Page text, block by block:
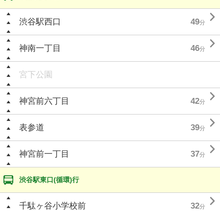
渋谷駅西口 49分 
神南一丁目 46分 
宮下公園
神宮前六丁目 42分 
表参道 39分 
神宮前一丁目 37分 
渋谷駅東口(循環)行
千駄ヶ谷小学校前 32分 